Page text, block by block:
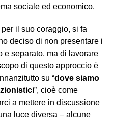
sociale ed economico.
il suo coraggio, si fa
deciso di non presentare i
e separato, ma di lavorare
di questo approccio è
su “dove siamo
”, cioè come
a mettere in discussione
luce diversa – alcune